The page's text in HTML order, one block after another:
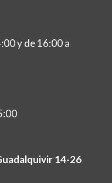
y de 16:00 a
14-26